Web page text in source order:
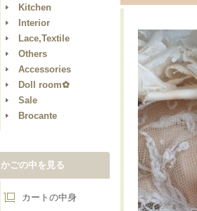
Kitchen
Interior
Lace,Textile
Others
Accessories
Doll room✿
Sale
Brocante
かごの中を見る
カートの中身